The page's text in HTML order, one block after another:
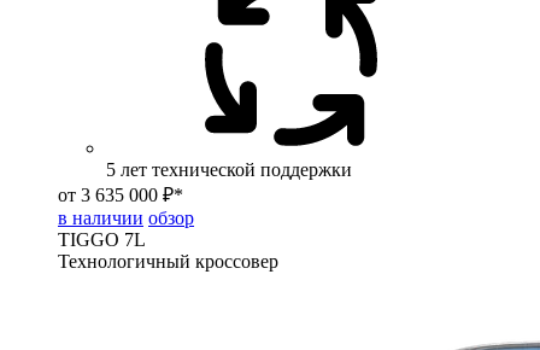
5 лет технической поддержки
от 3 635 000 ₽*
в наличии обзор
TIGGO 7L
Технологичный кроссовер